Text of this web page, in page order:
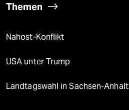
Themen
Nahost-Konflikt
USA unter Trump
Landtagswahl in Sachsen-Anhalt